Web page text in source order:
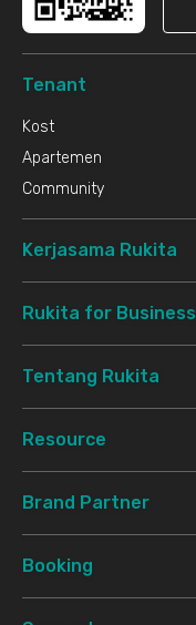
Tenant
Kost
Apartemen
Community
Kerjasama Rukita
Rukita for Business
Tentang Rukita
Resource
Brand Partner
Booking